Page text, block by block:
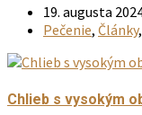
19. augusta
Pečenie, Články,
Chlieb s vysokým